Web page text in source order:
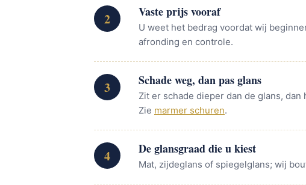
2 Vaste prijs vooraf
U weet het bedrag voordat wij
afronding en controle.
3 Schade weg, dan pas glans
Zit er schade dieper dan de glans,
Zie marmer schuren.
4 De glansgraad die u kiest
Mat, zijdeglans of spiegelglans; wij